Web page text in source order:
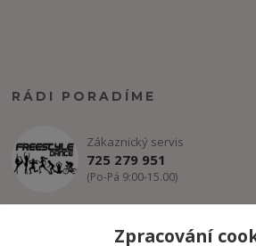
RÁDI PORADÍME
Zákaznický servis
725 279 951
(Po-Pá 9:00-15.00)
Zpracování